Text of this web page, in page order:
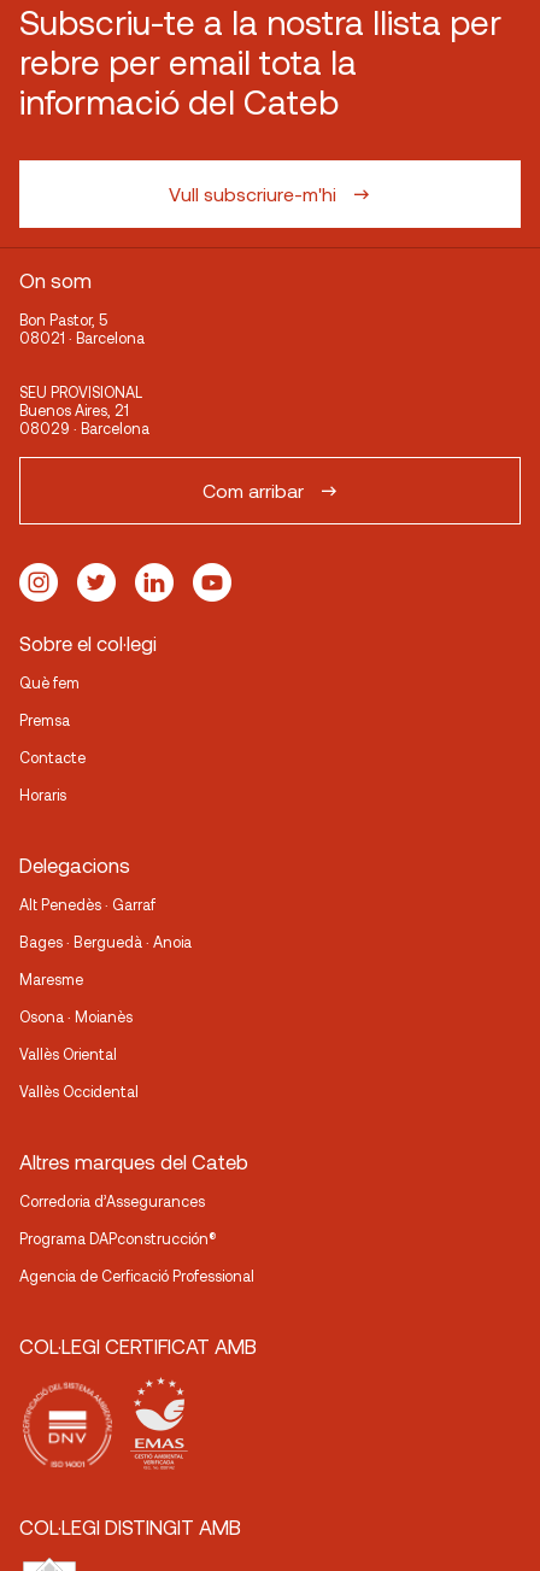
Subscriu-te a la nostra llista per
rebre per email tota la
informació del Cateb
Vull subscriure-m'hi
On som
Bon Pastor, 5
08021 · Barcelona
SEU PROVISIONAL
Buenos Aires, 21
08029 · Barcelona
Com arribar
Sobre el col·legi
Què fem
Premsa
Contacte
Horaris
Delegacions
Alt Penedès · Garraf
Bages · Berguedà · Anoia
Maresme
Osona · Moianès
Vallès Oriental
Vallès Occidental
Altres marques del Cateb
Corredoria d’Assegurances
Programa DAPconstrucción®
Agencia de Cerficació Professional
COL·LEGI CERTIFICAT AMB
COL·LEGI DISTINGIT AMB